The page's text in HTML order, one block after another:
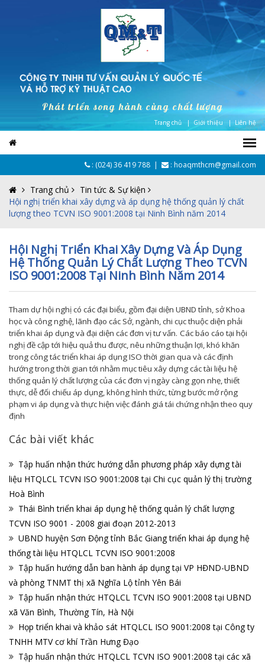
Phát triển song hành cùng chất lượng
Trang chủ | Giới thiệu | Liên hệ
: (024) 36 419 788 | : hoaqmthcm@gmail.com
Trang chủ
Tin tức & Sự kiện
Hội nghị triển khai xây dựng và áp dụng hệ thống quản lý chất
lượng theo TCVN ISO 9001:2008 tại Ninh Bình năm 2014
Hội Nghị Triển Khai Xây Dựng Và Áp Dụng
Hệ Thống Quản Lý Chất Lượng Theo TCVN
ISO 9001:2008 Tại Ninh Bình Năm 2014
Tham dự hội nghị có các đại biểu, gồm đại diện UBND tỉnh, sở Khoa
học và công nghệ, lãnh đạo các Sở, ngành, chi cục thuộc diện phải
triển khai áp dụng và đại diện các đơn vị tư vấn. Các báo cáo tại hội
nghị đề cập tới hiệu quả thu được, nêu những thuận lợi, khó khăn
trong công tác triển khai áp dụng ISO thời gian qua và các định
hướng trong thời gian tới nhằm mục tiêu xây dựng các tài liệu hệ
thống quản lý chất lượng của các đơn vị ngày càng gọn nhẹ, thiết
thực, dễ đối chiếu áp dụng, không hình thức, từng bước mở rộng
phạm vi áp dụng và thực hiện việc đánh giá tái chứng nhận theo quy
định
Các bài viết khác
Tập huấn nhận thức hướng dẫn phương pháp xây dựng tài
liệu HTQLCL TCVN ISO 9001:2008 tại Chi cục quản lý thị trường
Hoà Bình
Thái Bình triển khai áp dụng hệ thống quản lý chất lượng
TCVN ISO 9001 - 2008 giai đoạn 2012-2013
UBND huyện Sơn Động tỉnh Bắc Giang triển khai áp dụng hệ
thống tài liệu HTQLCL TCVN ISO 9001:2008
Tập huấn hướng dẫn ban hành áp dụng tại VP HĐND-UBND
và phòng TNMT thị xã Nghĩa Lộ tỉnh Yên Bái
Tập huấn nhận thức HTQLCL TCVN ISO 9001:2008 tại UBND
xã Văn Bình, Thường Tín, Hà Nội
Họp triển khai và khảo sát HTQLCL ISO 9001:2008 tại Công ty
TNHH MTV cơ khí Trần Hưng Đạo
Tập huấn nhận thức HTQLCL TCVN ISO 9001:2008 tại các xã